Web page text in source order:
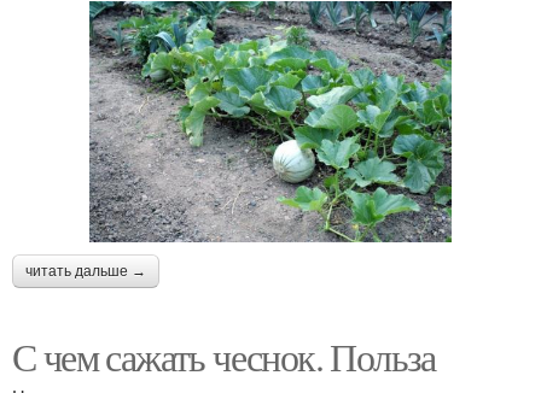
читать дальше →
С чем сажать чеснок. Польза